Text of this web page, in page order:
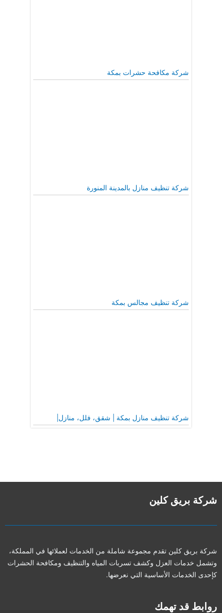
شركة مكافحة حشرات بمكة
شركة تنظيف منازل بالمدينة المنورة
شركة تنظيف مجالس بمكة
شركة تنظيف منازل بمكة | شقق، فلل، منازل|
شركة بريق كلين
شركة بريق كلين تقدم مجموعة شاملة من الخدمات لعملائها في المملكة،
وتشمل خدمات العزل وكشف تسربات المياه والتنظيف ومكافحة الحشرات
كإحدى الخدمات الأساسية التي نعرضها.
روابط قد تهمك